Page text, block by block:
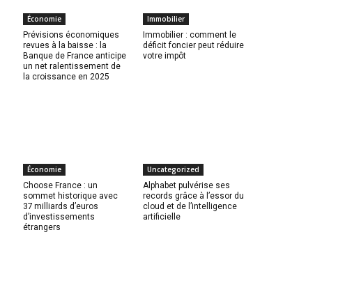
Économie
Prévisions économiques
revues à la baisse : la
Banque de France anticipe
un net ralentissement de
la croissance en 2025
Immobilier
Immobilier : comment le
déficit foncier peut réduire
votre impôt
Économie
Choose France : un
sommet historique avec
37 milliards d’euros
d’investissements
étrangers
Uncategorized
Alphabet pulvérise ses
records grâce à l’essor du
cloud et de l’intelligence
artificielle